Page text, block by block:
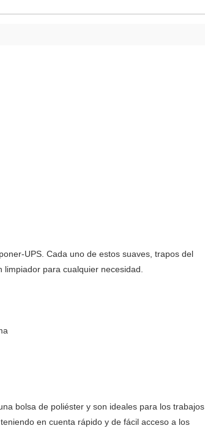
UPS. Cada uno de estos suaves, trapos del
para cualquier necesidad.
bolsa de poliéster y son ideales para los trabajos
en cuenta rápido y de fácil acceso a los